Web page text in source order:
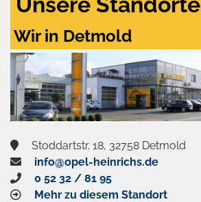
Wir in Detmold
Stoddartstr. 18, 32758 Detmold
info@opel-heinrichs.de
0 52 32 / 81 95
Mehr zu diesem Standort